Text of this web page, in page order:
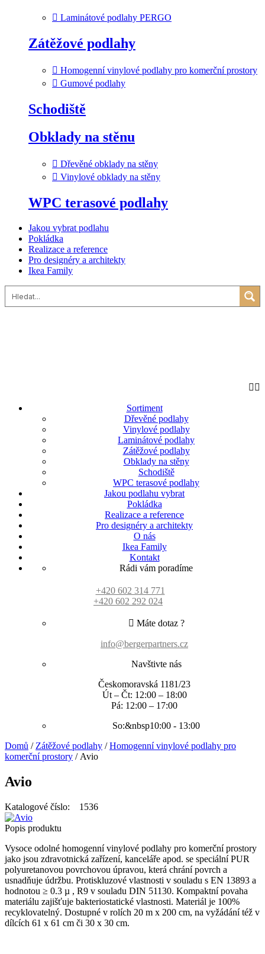
Laminátové podlahy PERGO
Zátěžové podlahy
Homogenní vinylové podlahy pro komerční prostory
Gumové podlahy
Schodiště
Obklady na stěnu
Dřevěné obklady na stěny
Vinylové obklady na stěny
WPC terasové podlahy
Jakou vybrat podlahu
Pokládka
Realizace a reference
Pro designéry a architekty
Ikea Family
Sortiment
Dřevěné podlahy
Vinylové podlahy
Laminátové podlahy
Zátěžové podlahy
Obklady na stěny
Schodiště
WPC terasové podlahy
Jakou podlahu vybrat
Pokládka
Realizace a reference
Pro designéry a architekty
O nás
Ikea Family
Kontakt
Rádi vám poradíme
+420 602 314 771
+420 602 292 024
Máte dotaz ?
info@bergerpartners.cz
Navštivte nás
Českomoravská 1181/23
Út – Čt: 12:00 – 18:00
Pá: 12:00 – 17:00
So:&nbsp10:00 - 13:00
Domů / Zátěžové podlahy /Homogenní vinylové podlahy pro
komerční prostory / Avio
Avio
Katalogové číslo: 1536
Popis produktu
Vysoce odolné homogenní vinylové podlahy pro komerční prostory
jako jsou zdravotnická zařízení, kanceláře apod. se speciální PUR
polyuretanovou povrchovou úpravou, která chrání povrch a
usnadňuje údržbu. Protiskluzové vlastnosti v souladu s EN 13893 a
hodnotou ≥ 0.3 µ , R9 v souladu DIN 51130. Kompaktní povaha
materiálu zajišťuje bakteriostatické vlastnosti. Materiál je 100%
recyklovatelný. Dostupné v rolích 20 m x 200 cm, na vyžádání též v
dílcích 61 x 61 cm či 30 x 30 cm.